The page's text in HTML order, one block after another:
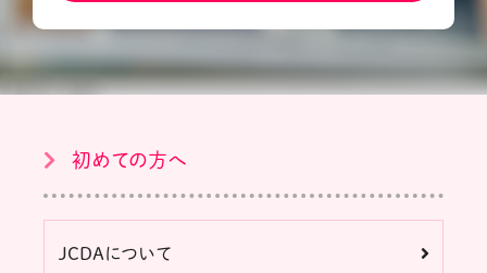
初めての方へ
JCDAについて